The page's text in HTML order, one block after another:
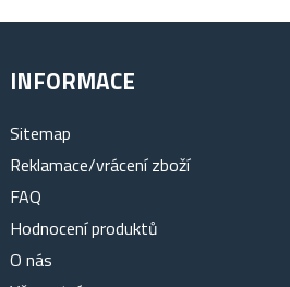
INFORMACE
Sitemap
Reklamace/vrácení zboží
FAQ
Hodnocení produktů
O nás